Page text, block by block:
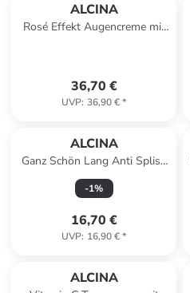
ALCINA
Rosé Effekt Augencreme mit
36,70 €
UVP: 36,90 €*
ALCINA
Ganz Schön Lang Anti Spliss
Serum für lange Haare, 50 ml
-1%
16,70 €
UVP: 16,90 €*
ALCINA